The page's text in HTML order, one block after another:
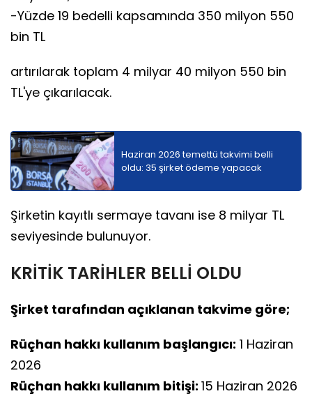
-Yüzde 19 bedelli kapsamında 350 milyon 550
bin TL
artırılarak toplam 4 milyar 40 milyon 550 bin
TL'ye çıkarılacak.
Haziran 2026 temettü takvimi belli
oldu: 35 şirket ödeme yapacak
Şirketin kayıtlı sermaye tavanı ise 8 milyar TL
seviyesinde bulunuyor.
KRİTİK TARİHLER BELLİ OLDU
Şirket tarafından açıklanan takvime göre;
Rüçhan hakkı kullanım başlangıcı: 1 Haziran
2026
Rüçhan hakkı kullanım bitişi: 15 Haziran 2026